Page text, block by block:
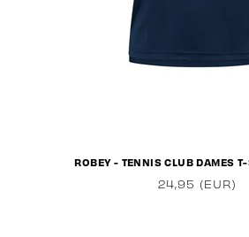
ROBEY - TENNIS CLUB DAMES
24,95 (EUR)